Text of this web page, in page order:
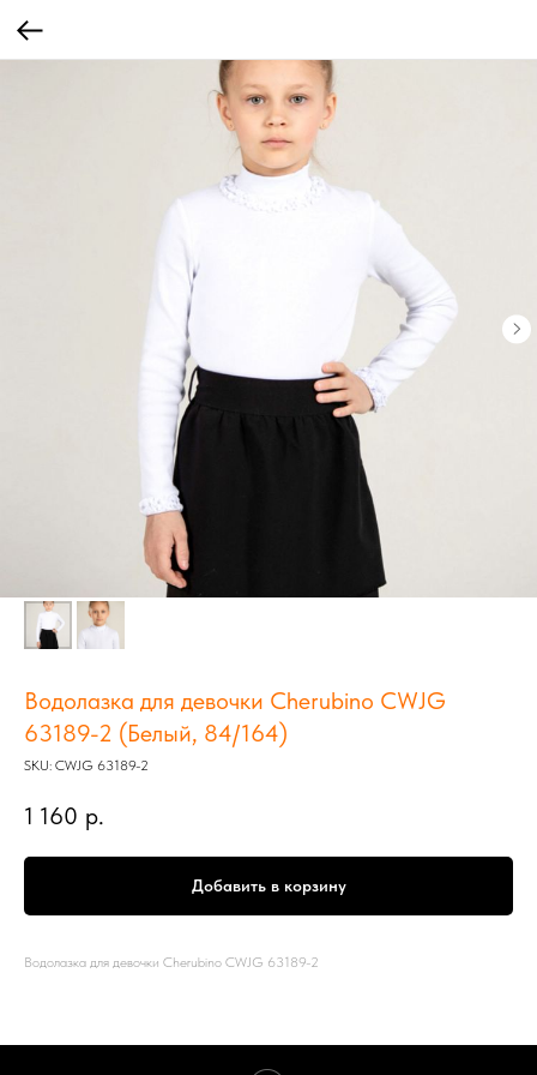
Водолазка для девочки Cherubino CWJG
63189-2 (Белый, 84/164)
SKU: CWJG 63189-2
1 160 р.
Добавить в корзину
Водолазка для девочки Cherubino CWJG 63189-2